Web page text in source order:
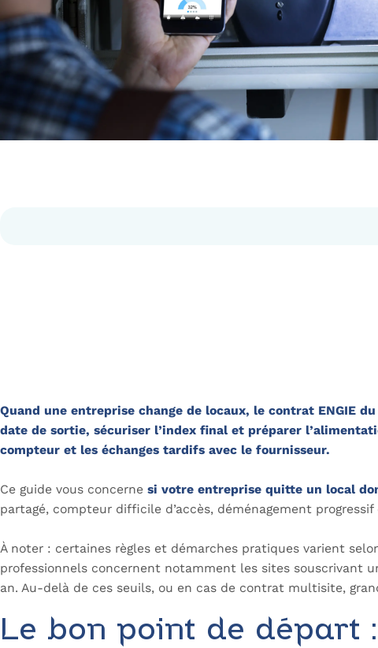
Quand une entreprise change de locaux, le contrat ENGIE
date de sortie, sécuriser l’index final et préparer
compteur et les échanges tardifs avec le fournisseur.
Ce guide vous concerne si votre entreprise quitte un local
partagé, compteur difficile d’accès, déménagement
À noter : certaines règles et démarches pratiques varient
professionnels concernent notamment les sites souscrivant
an. Au-delà de ces seuils, ou en cas de contrat multisite,
Le bon point de départ